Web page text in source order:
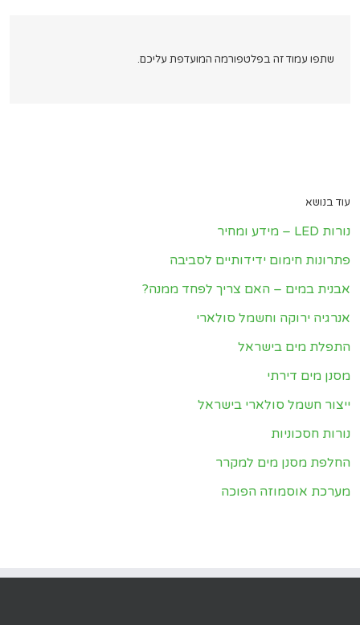
שתפו עמוד זה בפלטפורמה המועדפת עליכם.
עוד בנושא
נורות LED – מידע ומחיר
פתרונות חימום ידידותיים לסביבה
אבנית במים – האם צריך לפחד ממנה?
אנרגיה ירוקה וחשמל סולארי
התפלת מים בישראל
מסנן מים דירתי
ייצור חשמל סולארי בישראל
נורות חסכוניות
החלפת מסנן מים למקרר
מערכת אוסמוזה הפוכה